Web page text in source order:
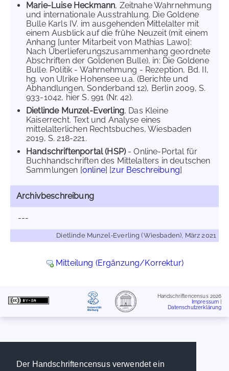
Der Handschriftencensus verwendet ein
Marie-Luise Heckmann, Zeitnahe Wahrnehmung
und internationale Ausstrahlung. Die Goldene
Bulle Karls IV. im ausgehenden Mittelalter mit
einem Ausblick auf die frühe Neuzeit (mit einem
Anhang [unter Mitarbeit von Mathias Lawo]:
Nach Überlieferungszusammenhang geordnete
Abschriften der Goldenen Bulle), in: Die Goldene
Bulle. Politik - Wahrnehmung - Rezeption, Bd. II,
hg. von Ulrike Hohensee u.a. (Berichte und
Abhandlungen, Sonderband 12), Berlin 2009, S.
933-1042, hier S. 991 (Nr. 42).
Dietlinde Munzel-Everling, Das Kleine
Kaiserrecht. Text und Analyse eines
mittelalterlichen Rechtsbuches, Wiesbaden
2019, S. 218-221.
Handschriftenportal (HSP)- Online-Portal für
Buchhandschriften des Mittelalters in deutschen
Sammlungen [online] [zur Beschreibung]
Archivbeschreibung
---
Dietlinde Munzel-Everling (Wiesbaden), März 2021
Mitteilung (Ergänzung/Korrektur)
Handschriftencensus 2026
Impressum
Datenschutzerklärung